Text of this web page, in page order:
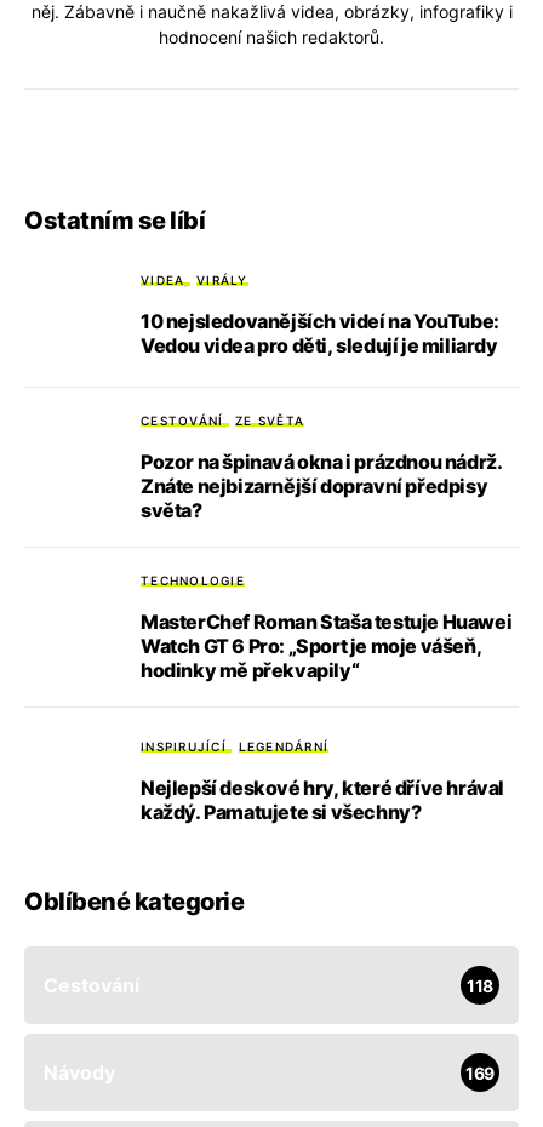
něj. Zábavně i naučně nakažlivá videa, obrázky, infografiky i
hodnocení našich redaktorů.
Ostatním se líbí
VIDEA VIRÁLY
10 nejsledovanějších videí na YouTube:
Vedou videa pro děti, sledují je miliardy
CESTOVÁNÍ ZE SVĚTA
Pozor na špinavá okna i prázdnou nádrž.
Znáte nejbizarnější dopravní předpisy
světa?
TECHNOLOGIE
MasterChef Roman Staša testuje Huawei
Watch GT 6 Pro: „Sport je moje vášeň,
hodinky mě překvapily“
INSPIRUJÍCÍ LEGENDÁRNÍ
Nejlepší deskové hry, které dříve hrával
každý. Pamatujete si všechny?
Oblíbené kategorie
Cestování 118
Návody 169